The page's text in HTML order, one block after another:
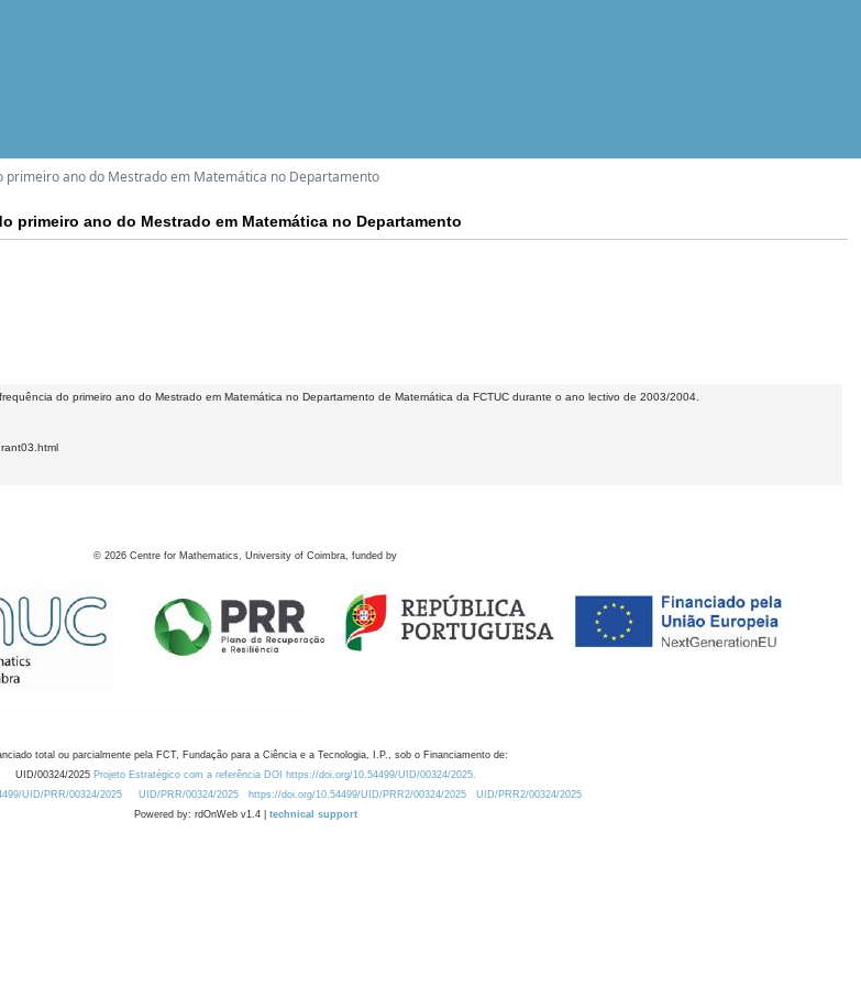
primeiro ano do Mestrado em Matemática no Departamento
primeiro ano do Mestrado em Matemática no Departamento
do primeiro ano do Mestrado em Matemática no Departamento de Matemática da FCTUC durante o ano lectivo de 2003/2004.
© 2026 Centre for Mathematics, University of Coimbra, funded by
total ou parcialmente pela FCT, Fundação para a Ciência e a Tecnologia, I.P., sob o Financiamento de:
UID/00324/2025 Projeto Estratégico com a referência DOI https://doi.org/10.54499/UID/00324/2025.
UID/PRR/00324/2025
UID/PRR/00324/2025 https://doi.org/10.54499/UID/PRR2/00324/2025
UID/PRR2/00324/2025
Powered by: rdOnWeb v1.4 | technical support